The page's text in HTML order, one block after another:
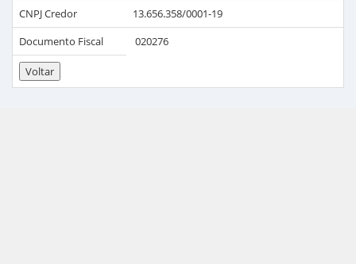
CNPJ Credor
13.656.358/0001-19
Documento Fiscal
020276